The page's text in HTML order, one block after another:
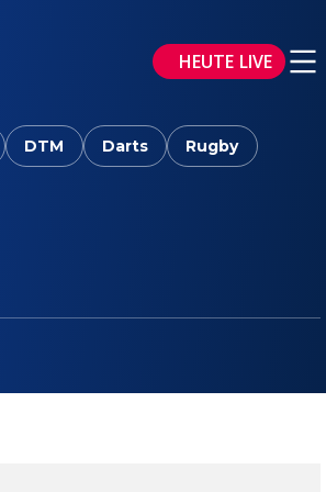
HEUTE LIVE
DTM Darts Rugby